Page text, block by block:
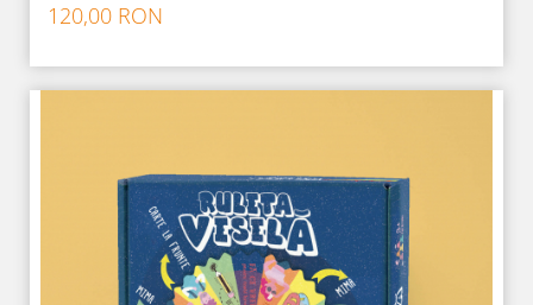
120,00 RON